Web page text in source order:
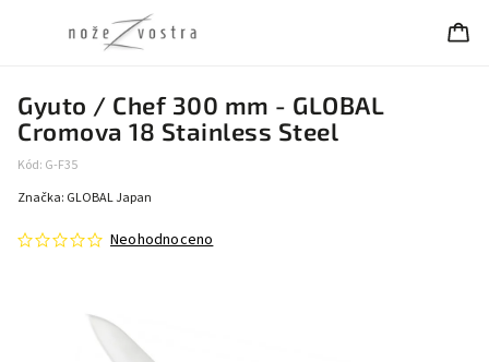
Gyuto / Chef 300 mm - GLOBAL
Cromova 18 Stainless Steel
Kód: G-F35
Neohodnoceno
Značka: GLOBAL Japan